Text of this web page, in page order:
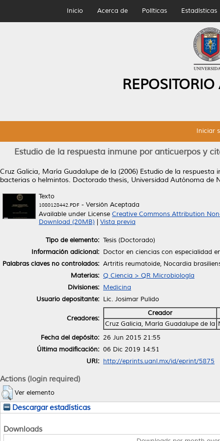
Inicio Acerca de Políticas Estadísticas
Iniciar
Estudio de la respuesta inmune por anticuerpos y
Cruz Galicia, María Guadalupe de la (2006) Estudio de la respuesta
bacterias o helmintos. Doctorado thesis, Universidad Autónoma de
Texto
1080128442.PDF - Versión Aceptada
Available under License Creative Commons Attribution
Download (20MB)
Vista previa
Tipo de elemento: Tesis (Doctorado)
Información adicional: Doctor en ciencias con especialidad
Palabras claves no controlados: Artritis reumatoide, Nocardia
Materias: Q Ciencia > QR Microbiología
Divisiones: Medicina
Usuario depositante: Lic. Josimar Pulido
Creadores:
Creador
Cruz Galicia, María Guadalupe de la
Fecha del depósito: 26 Jun 2015 21:55
Última modificación: 06 Dic 2019 14:51
URI: http://eprints.uanl.mx/id/eprint/5875
Actions (login required)
Ver elemento
Descargar estadísticas
Downloads